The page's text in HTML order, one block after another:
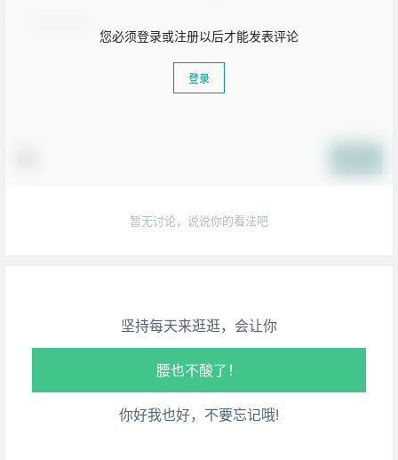
您必须登录或注册以后才能发表评论
登录
暂无讨论，说说你的看法吧
坚持每天来逛逛，会让你
腿也不痛了！
腰也不酸了！
工作也轻松了！
你好我也好，不要忘记哦!